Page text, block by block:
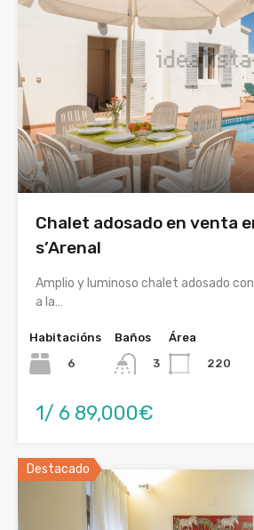
Chalet adosado en venta
s’Arenal
Amplio y luminoso chalet adosado
a la…
Habitacións
6
Baños
3
Área
220
1/ 6 89,000€
Destacado